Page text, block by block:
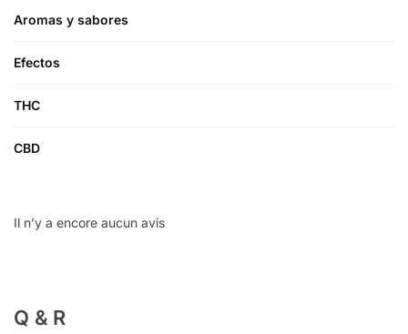
Aromas y sabores
Efectos
THC
CBD
Il n’y a encore aucun avis
Q & R